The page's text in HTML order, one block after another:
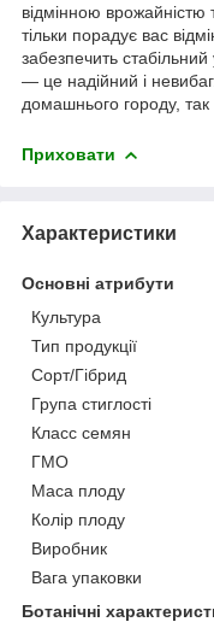
відмінною врожайністю
тільки порадує вас
забезпечить
— це надійний і
домашнього городу,
Приховати
Характеристики
Основні атрибути
Культура
Тип продукції
Сорт/Гібрид
Група стиглості
Класс семян
ГМО
Маса плоду
Колір плоду
Виробник
Вага упаковки
Ботанічні